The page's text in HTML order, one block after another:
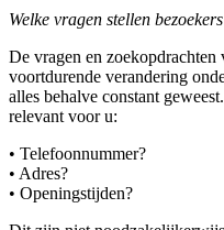
Welke vragen stellen
De vragen en zoekopdrachten
voortdurende verandering
alles behalve constant
relevant voor u:
• Telefoonnummer?
• Adres?
• Openingstijden?